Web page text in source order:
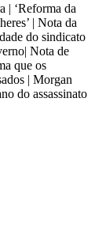
| ‘Reforma da
| Nota da
do sindicato
Nota de
que os
| Morgan
do assassinato